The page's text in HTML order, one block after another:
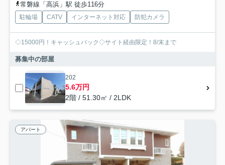
常磐線「高浜」駅 徒歩116分
駐輪場 CATV インターネット対応 防犯カメラ
◇15000円！キャッシュバック◇サイト経由限定！8/末まで
募集中の部屋
202
5.6万円
2階 / 51.30㎡ / 2LDK
アパート